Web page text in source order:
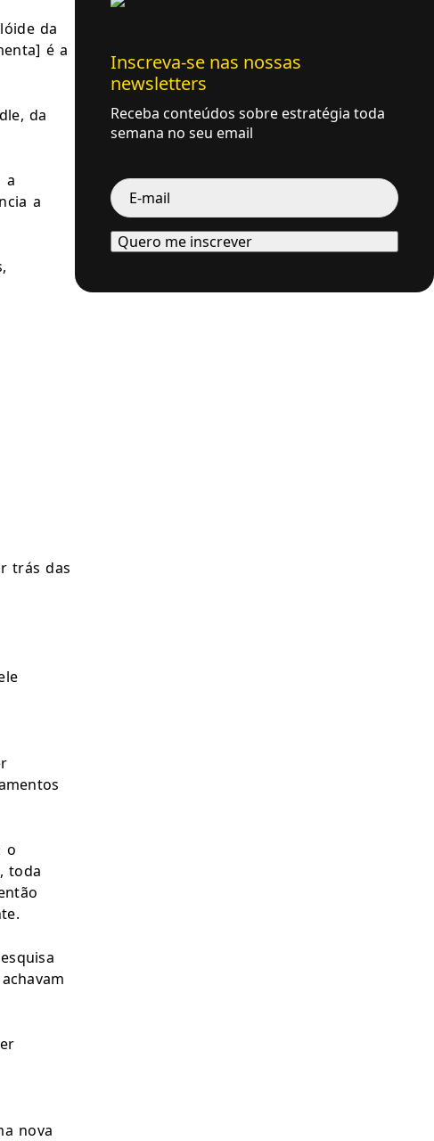
da
é a
da
a
a
trás das
o
toda
nova
Inscreva-se nas nossas
newsletters
Receba conteúdos sobre estratégia toda
semana no seu email
E-
mail
*
Quero me inscrever